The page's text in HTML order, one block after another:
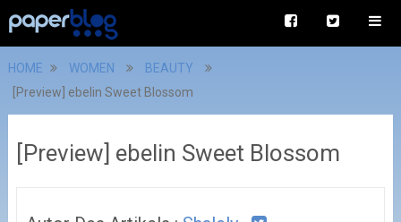
HOME WOMEN
BEAUTY
[Preview] ebelin Sweet Blossom
[Preview] ebelin Sweet Blossom